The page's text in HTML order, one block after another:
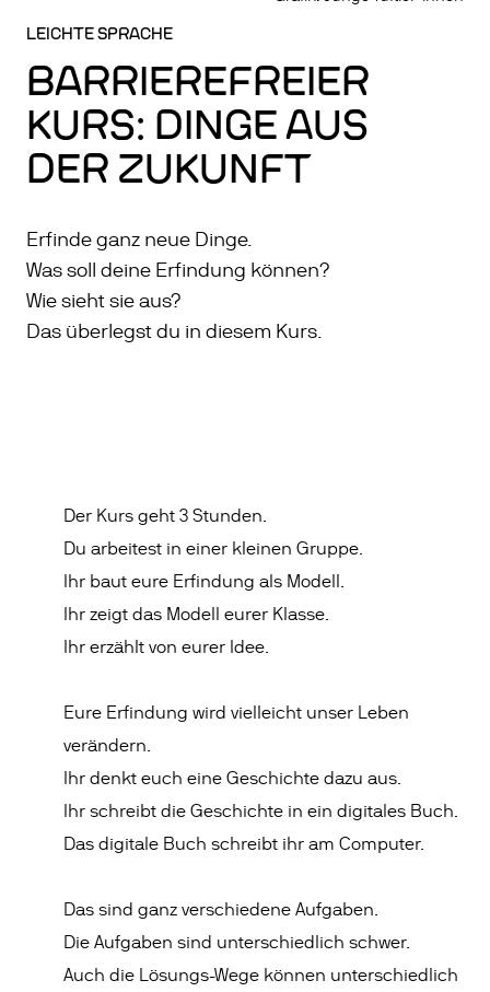
LEICHTE SPRACHE
BARRIEREFREIER
KURS: DINGE AUS
DER ZUKUNFT
Erfinde ganz neue Dinge.
Was soll deine Erfindung können?
Wie sieht sie aus?
Das überlegst du in diesem Kurs.
Der Kurs geht 3 Stunden.
Du arbeitest in einer kleinen Gruppe.
Ihr baut eure Erfindung als Modell.
Ihr zeigt das Modell eurer Klasse.
Ihr erzählt von eurer Idee.
Eure Erfindung wird vielleicht unser Leben
verändern.
Ihr denkt euch eine Geschichte dazu aus.
Ihr schreibt die Geschichte in ein digitales Buch.
Das digitale Buch schreibt ihr am Computer.
Das sind ganz verschiedene Aufgaben.
Die Aufgaben sind unterschiedlich schwer.
Auch die Lösungs-Wege können unterschiedlich